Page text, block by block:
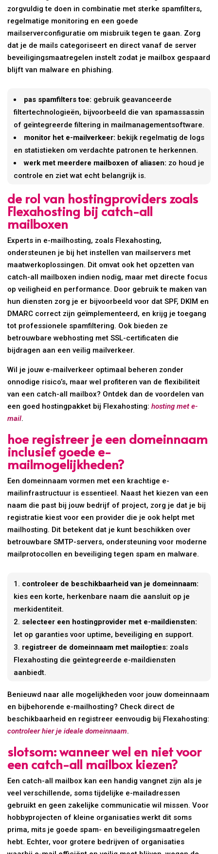
zorgvuldig te doen in combinatie met sterke spamfilters,
regelmatige monitoring en een goede
mailserverconfiguratie om misbruik tegen te gaan. Zorg
dat je de mails categoriseert en direct vanaf de server
beveiligingsmaatregelen instelt zodat je mailbox gespaard
blijft van malware en phishing.
pas spamfilters toe: gebruik geavanceerde
filtertechnologieën, bijvoorbeeld die van spamassassin
of geïntegreerde filtering in mailmanagementsoftware.
monitor het e-mailverkeer: bekijk regelmatig de logs
en statistieken om verdachte patronen te herkennen.
werk met meerdere mailboxen of aliasen: zo houd je
controle en ziet wat echt belangrijk is.
de rol van hostingproviders zoals
Flexahosting bij catch-all
mailboxen
Experts in e-mailhosting, zoals Flexahosting,
ondersteunen je bij het instellen van mailservers met
maatwerkoplossingen. Dit omvat ook het opzetten van
catch-all mailboxen indien nodig, maar met directe focus
op veiligheid en performance. Door gebruik te maken van
hun diensten zorg je er bijvoorbeeld voor dat SPF, DKIM en
DMARC correct zijn geïmplementeerd, en krijg je toegang
tot professionele spamfiltering. Ook bieden ze
betrouwbare webhosting met SSL-certificaten die
bijdragen aan een veilig mailverkeer.
Wil je jouw e-mailverkeer optimaal beheren zonder
onnodige risico’s, maar wel profiteren van de flexibiliteit
van een catch-all mailbox? Ontdek dan de voordelen van
een goed hostingpakket bij Flexahosting:hosting met e-
mail.
hoe registreer je een domeinnaam
inclusief goede e-
mailmogelijkheden?
Een domeinnaam vormen met een krachtige e-
mailinfrastructuur is essentieel. Naast het kiezen van een
naam die past bij jouw bedrijf of project, zorg je dat je bij
registratie kiest voor een provider die je ook helpt met
mailhosting. Dit betekent dat je kunt beschikken over
betrouwbare SMTP-servers, ondersteuning voor moderne
mailprotocollen en beveiliging tegen spam en malware.
controleer de beschikbaarheid van je domeinnaam:
kies een korte, herkenbare naam die aansluit op je
merkidentiteit.
selecteer een hostingprovider met e-maildiensten:
let op garanties voor uptime, beveiliging en support.
registreer de domeinnaam met mailopties: zoals
Flexahosting die geïntegreerde e-maildiensten
aanbiedt.
Benieuwd naar alle mogelijkheden voor jouw domeinnaam
en bijbehorende e-mailhosting? Check direct de
beschikbaarheid en registreer eenvoudig bij Flexahosting:
controleer hier je ideale domeinnaam.
slotsom: wanneer wel en niet voor
een catch-all mailbox kiezen?
Een catch-all mailbox kan een handig vangnet zijn als je
veel verschillende, soms tijdelijke e-mailadressen
gebruikt en geen zakelijke communicatie wil missen. Voor
hobbyprojecten of kleine organisaties werkt dit soms
prima, mits je goede spam- en beveiligingsmaatregelen
hebt. Echter, voor grotere bedrijven of organisaties